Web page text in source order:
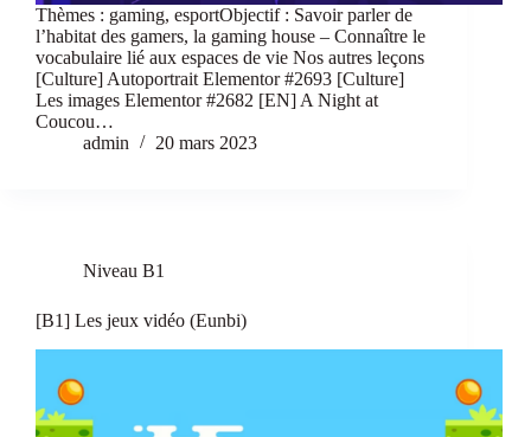
Thèmes : gaming, esportObjectif : Savoir parler de
l’habitat des gamers, la gaming house – Connaître le
vocabulaire lié aux espaces de vie Nos autres leçons
[Culture] Autoportrait Elementor #2693 [Culture]
Les images Elementor #2682 [EN] A Night at
Coucou…
admin
20 mars 2023
Niveau B1
[B1] Les jeux vidéo (Eunbi)